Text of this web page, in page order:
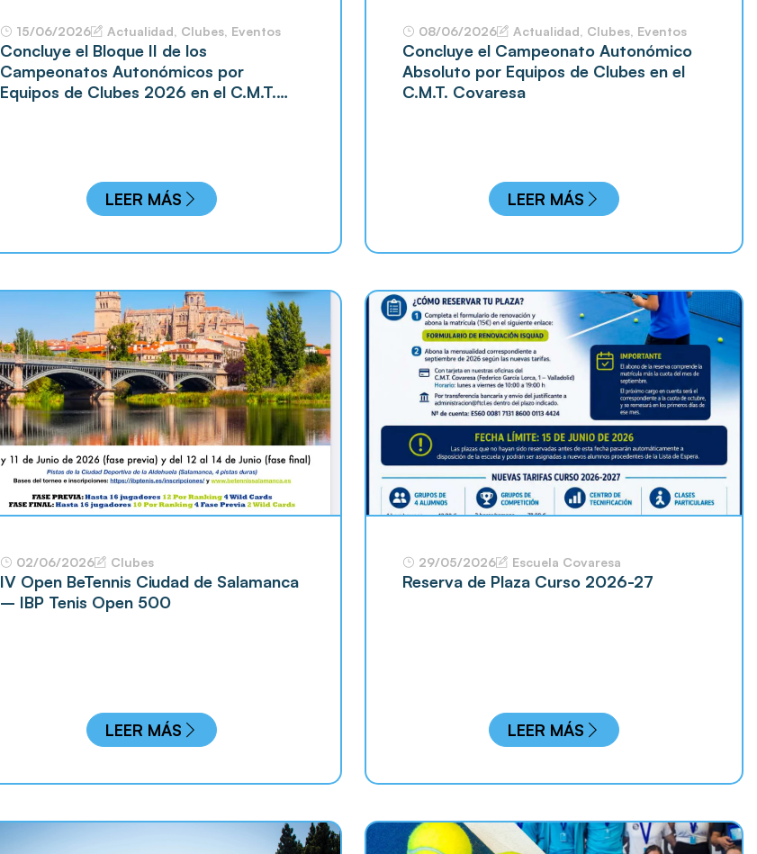
15/06/2026 Actualidad, Clubes, Eventos
Concluye el Bloque II de los
Campeonatos Autonómicos por
Equipos de Clubes 2026 en el C.M.T.
LEER MÁS
08/06/2026 Actualidad, Clubes, Eventos
Concluye el Campeonato Autonómico
Absoluto por Equipos de Clubes en el
C.M.T. Covaresa
LEER MÁS
02/06/2026 Clubes
IV Open BeTennis Ciudad de Salamanca
– IBP Tenis Open 500
LEER MÁS
29/05/2026 Escuela Covaresa
Reserva de Plaza Curso 2026-27
LEER MÁS